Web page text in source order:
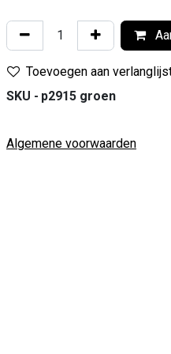
Toevoegen aan
SKU - p2915 groen
Algemene voorwaarden